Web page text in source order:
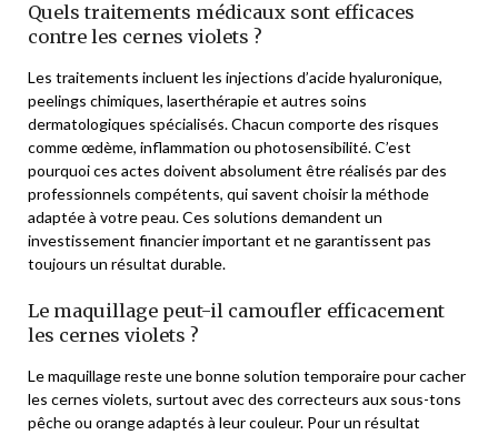
Quels traitements médicaux sont efficaces
contre les cernes violets ?
Les traitements incluent les injections d’acide hyaluronique,
peelings chimiques, laserthérapie et autres soins
dermatologiques spécialisés. Chacun comporte des risques
comme œdème, inflammation ou photosensibilité. C’est
pourquoi ces actes doivent absolument être réalisés par des
professionnels compétents, qui savent choisir la méthode
adaptée à votre peau. Ces solutions demandent un
investissement financier important et ne garantissent pas
toujours un résultat durable.
Le maquillage peut-il camoufler efficacement
les cernes violets ?
Le maquillage reste une bonne solution temporaire pour cacher
les cernes violets, surtout avec des correcteurs aux sous-tons
pêche ou orange adaptés à leur couleur. Pour un résultat